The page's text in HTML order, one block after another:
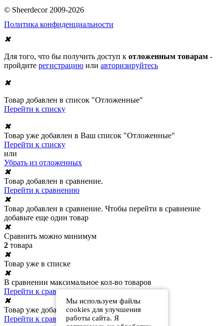
© Sheerdecor 2009-2026
Политика конфиденциальности
Мы используем файлы
cookies для улучшения
работы сайта. Я
✖
Для того, что бы получить доступ к отложенным товарам -
пройдите регистрацию или авторизируйтесь
✖
Товар добавлен в список "Отложенные"
Перейти к списку
✖
Товар уже добавлен в Ваш список "Отложенные"
Перейти к списку
или
Убрать из отложенных
✖
Товар добавлен в сравнение.
Перейти к сравнению
✖
Товар добавлен в сравнение. Чтобы перейти в сравнение
добавьте еще один товар
✖
Сравнить можно минимум
2 товара
✖
Товар уже в списке
✖
В сравнении максимальное кол-во товаров
Перейти к сравнению
✖
Товар уже добавлен в сравнение
Перейти к сравнению